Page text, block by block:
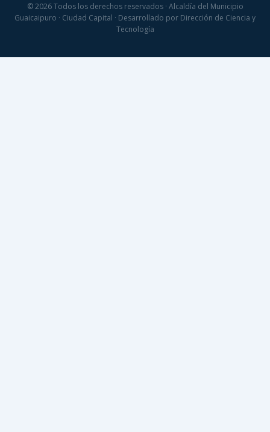
© 2026 Todos los derechos reservados · Alcaldía del Municipio
Guaicaipuro · Ciudad Capital · Desarrollado por Dirección de Ciencia y
Tecnología